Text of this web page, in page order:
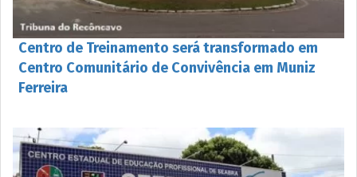
Centro de Treinamento será transformado em
Centro Comunitário de Convivência em Muniz
Ferreira